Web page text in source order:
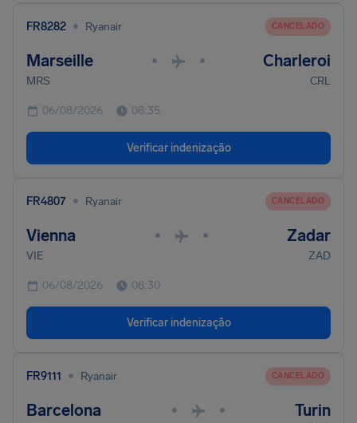
FR8282 • Ryanair CANCELADO
Marseille • • Charleroi
MRS CRL
06/08/2026 08:35
Verificar indenização
FR4807 • Ryanair CANCELADO
Vienna • • Zadar
VIE ZAD
06/08/2026 08:30
Verificar indenização
FR9111 • Ryanair CANCELADO
Barcelona • • Turin